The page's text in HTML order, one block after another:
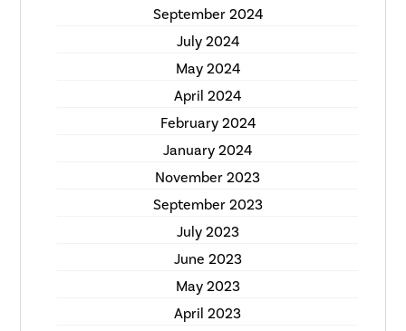
September 2024
July 2024
May 2024
April 2024
February 2024
January 2024
November 2023
September 2023
July 2023
June 2023
May 2023
April 2023